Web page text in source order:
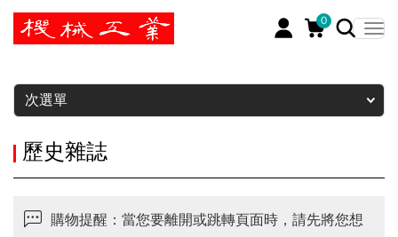
0
暫停
次選單
歷史雜誌
購物提醒：當您要離開或跳轉頁面時，請先將您想